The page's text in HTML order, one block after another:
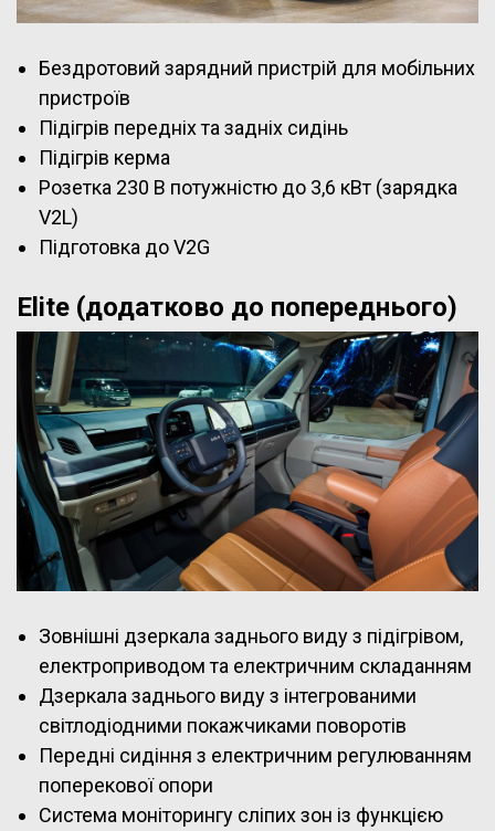
Бездротовий зарядний пристрій для мобільних
пристроїв
Підігрів передніх та задніх сидінь
Підігрів керма
Розетка 230 В потужністю до 3,6 кВт (зарядка
V2L)
Підготовка до V2G
Elite (додатково до попереднього)
Зовнішні дзеркала заднього виду з підігрівом,
електроприводом та електричним складанням
Дзеркала заднього виду з інтегрованими
світлодіодними покажчиками поворотів
Передні сидіння з електричним регулюванням
поперекової опори
Система моніторингу сліпих зон із функцією